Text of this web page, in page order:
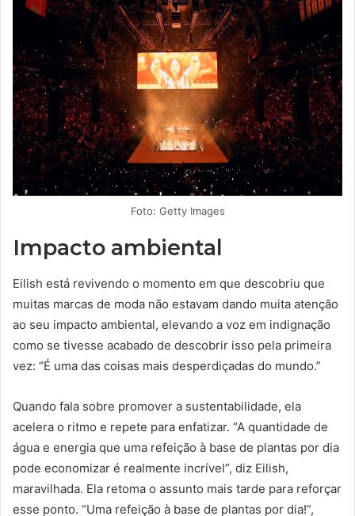
Foto: Getty Images
Impacto ambiental
Eilish está revivendo o momento em que descobriu que
muitas marcas de moda não estavam dando muita atenção
ao seu impacto ambiental, elevando a voz em indignação
como se tivesse acabado de descobrir isso pela primeira
vez: “É uma das coisas mais desperdiçadas do mundo.”
Quando fala sobre promover a sustentabilidade, ela
acelera o ritmo e repete para enfatizar. “A quantidade de
água e energia que uma refeição à base de plantas por dia
pode economizar é realmente incrível”, diz Eilish,
maravilhada. Ela retoma o assunto mais tarde para reforçar
esse ponto. “Uma refeição à base de plantas por dia!”,